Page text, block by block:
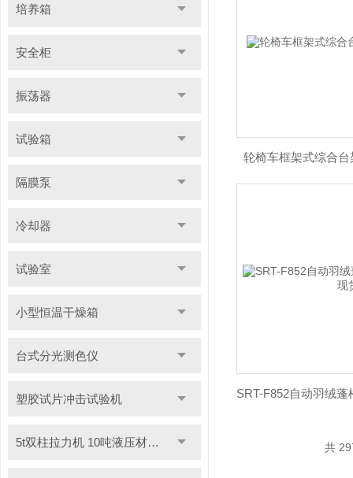
培养箱
安全柜
振荡器
试验箱
隔膜泵
冷却器
试验室
小型恒温干燥箱
台式分光测色仪
塑胶试片冲击试验机
5t双柱拉力机 10吨液压材料拉力试验机
轮椅车框架式综合
共